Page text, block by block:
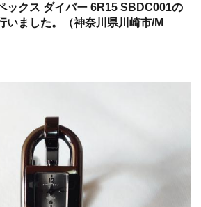
ックス ダイバー 6R15 SBDC001の
いました。（神奈川県川崎市/M